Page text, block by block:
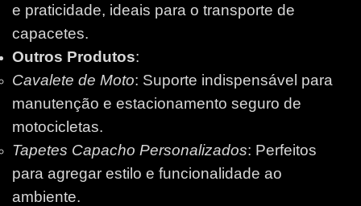
e praticidade, ideais para o transporte de
capacetes.
Outros Produtos:
Cavalete de Moto: Suporte indispensável para
manutenção e estacionamento seguro de
motocicletas.
Tapetes Capacho Personalizados: Perfeitos
para agregar estilo e funcionalidade ao
ambiente.